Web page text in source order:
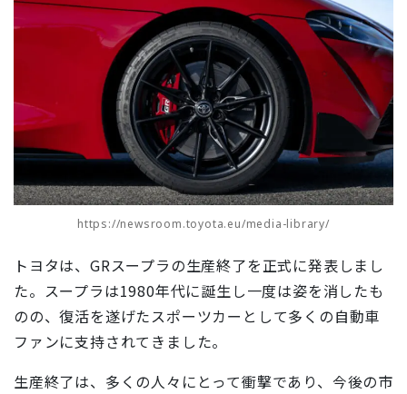
https://newsroom.toyota.eu/media-library/
トヨタは、GRスープラの生産終了を正式に発表しまし
た。スープラは1980年代に誕生し一度は姿を消したも
のの、復活を遂げたスポーツカーとして多くの自動車
ファンに支持されてきました。
生産終了は、多くの人々にとって衝撃であり、今後の市